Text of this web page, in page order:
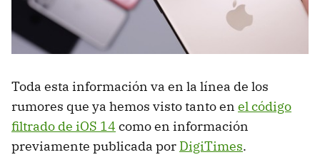
Toda esta información va en la línea de los
rumores que ya hemos visto tanto en el código
filtrado de iOS 14 como en información
previamente publicada por DigiTimes.